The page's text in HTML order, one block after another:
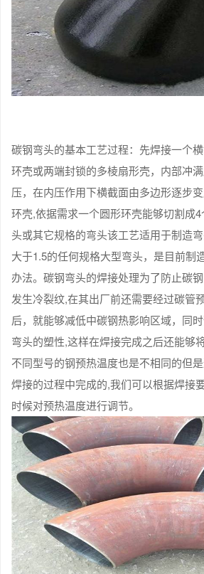
碳钢弯头的基本工艺过程：先焊接一个
环壳或两端封锁的多棱扇形壳，内部冲
压，在内压作用下横截面由多边形逐步
环壳,依据需求一个圆形环壳能够切割成
头或其它规格的弯头该工艺适用于制造
大于1.5的任何规格大型弯头，是目前制
办法。碳钢弯头的焊接处理为了防止碳
发生冷裂纹,在其出厂前还需要经过碳管
后，就能够减低中碳钢热影响区域，同
弯头的塑性,这样在焊接完成之后还能够
不同型号的钢预热温度也是不相同的但
焊接的过程中完成的,我们可以根据焊接
时候对预热温度进行调节。